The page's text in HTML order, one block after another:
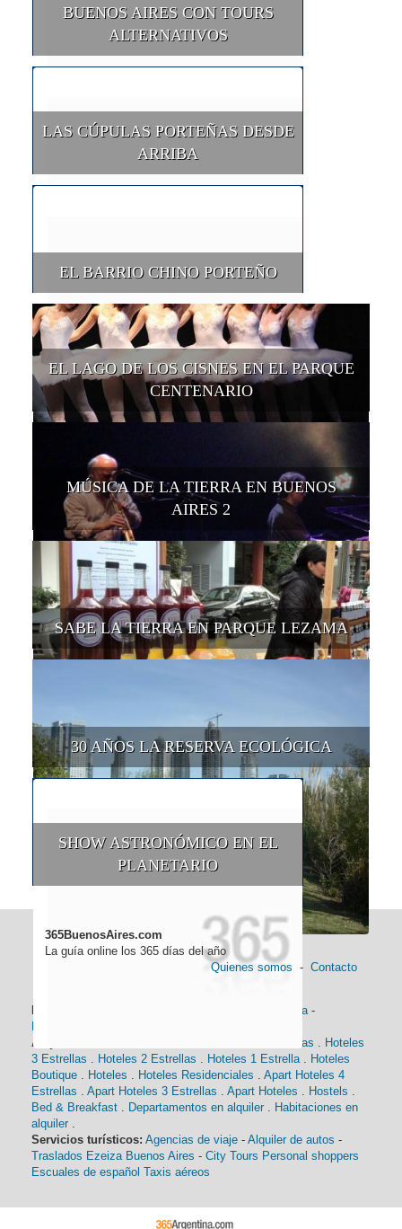
BUENOS AIRES CON TOURS
ALTERNATIVOS
LAS CÚPULAS PORTEÑAS DESDE
ARRIBA
EL BARRIO CHINO PORTEÑO
EL LAGO DE LOS CISNES EN EL PARQUE
CENTENARIO
MÚSICA DE LA TIERRA EN BUENOS
AIRES 2
SABE LA TIERRA EN PARQUE LEZAMA
30 AÑOS LA RESERVA ECOLÓGICA
SHOW ASTRONÓMICO EN EL
PLANETARIO
365BuenosAires.com
La guía online los 365 días del año
Quienes somos - Contacto
Historia-
Alojamiento:
Hoteles 4 Estrellas . Hoteles
3 Estrellas . Hoteles 2 Estrellas . Hoteles 1 Estrella. Hoteles
Boutique . Hoteles . Hoteles Residenciales . Apart Hoteles 4
Estrellas . Apart Hoteles 3 Estrellas . Apart Hoteles . Hostels .
Bed & Breakfast . Departamentos en alquiler . Habitaciones en
alquiler .
Servicios turísticos: Agencias de viaje - Alquiler de autos -
Traslados Ezeiza Buenos Aires - City Tours Personal shoppers
Escuales de español Taxis aéreos